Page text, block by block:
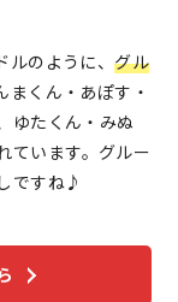
ルのように、グル
まくん・あぽす・
ゆたくん・みぬ
ています。グルー
ですね♪